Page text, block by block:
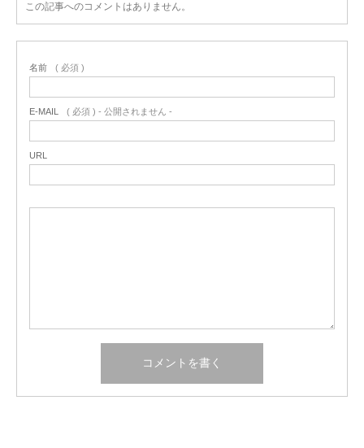
この記事へのコメントはありません。
名前 ( 必須 )
E-MAIL ( 必須 ) - 公開されません -
URL